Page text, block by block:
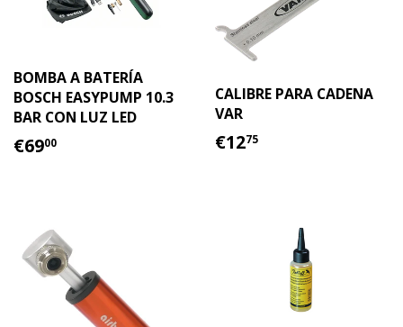
BOMBA A BATERÍA
BOSCH EASYPUMP 10.3
BAR CON LUZ LED
PRECIO
€6900
CALIBRE PARA CADENA
VAR
PRECIO
€1275